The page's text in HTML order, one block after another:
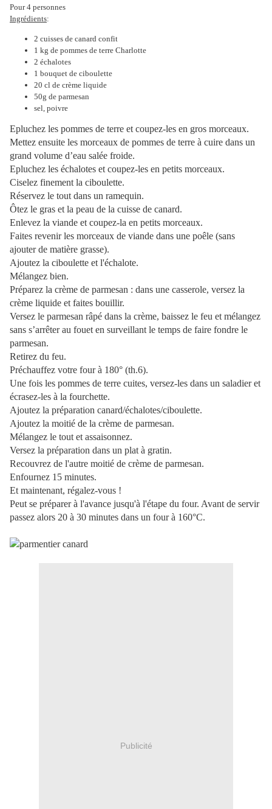
Pour 4 personnes
Ingrédients:
2 cuisses de canard confit
1 kg de pommes de terre Charlotte
2 échalotes
1 bouquet de ciboulette
20 cl de crème liquide
50g de parmesan
sel, poivre
Epluchez les pommes de terre et coupez-les en gros morceaux.
Mettez ensuite les morceaux de pommes de terre à cuire dans un
grand volume d’eau salée froide.
Epluchez les échalotes et coupez-les en petits morceaux.
Ciselez finement la ciboulette.
Réservez le tout dans un ramequin.
Ôtez le gras et la peau de la cuisse de canard.
Enlevez la viande et coupez-la en petits morceaux.
Faites revenir les morceaux de viande dans une poêle (sans
ajouter de matière grasse).
Ajoutez la ciboulette et l'échalote.
Mélangez bien.
Préparez la crème de parmesan : dans une casserole, versez la
crème liquide et faites bouillir.
Versez le parmesan râpé dans la crème, baissez le feu et mélangez
sans s’arrêter au fouet en surveillant le temps de faire fondre le
parmesan.
Retirez du feu.
Préchauffez votre four à 180° (th.6).
Une fois les pommes de terre cuites, versez-les dans un saladier et
écrasez-les à la fourchette.
Ajoutez la préparation canard/échalotes/ciboulette.
Ajoutez la moitié de la crème de parmesan.
Mélangez le tout et assaisonnez.
Versez la préparation dans un plat à gratin.
Recouvrez de l'autre moitié de crème de parmesan.
Enfournez 15 minutes.
Et maintenant, régalez-vous !
Peut se préparer à l'avance jusqu'à l'étape du four. Avant de servir
passez alors 20 à 30 minutes dans un four à 160°C.
Publicité